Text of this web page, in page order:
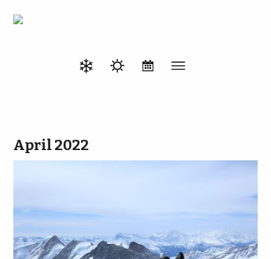
April 2022